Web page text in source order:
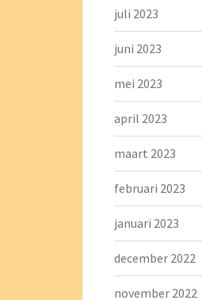
juli 2023
juni 2023
mei 2023
april 2023
maart 2023
februari 2023
januari 2023
december 2022
november 2022